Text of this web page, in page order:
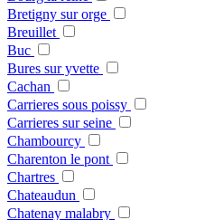
Bretigny sur orge
Breuillet
Buc
Bures sur yvette
Cachan
Carrieres sous poissy
Carrieres sur seine
Chambourcy
Charenton le pont
Chartres
Chateaudun
Chatenay malabry